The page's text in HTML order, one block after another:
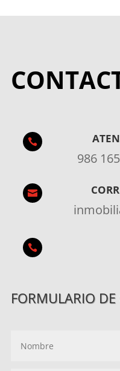

986


FORMULARIO